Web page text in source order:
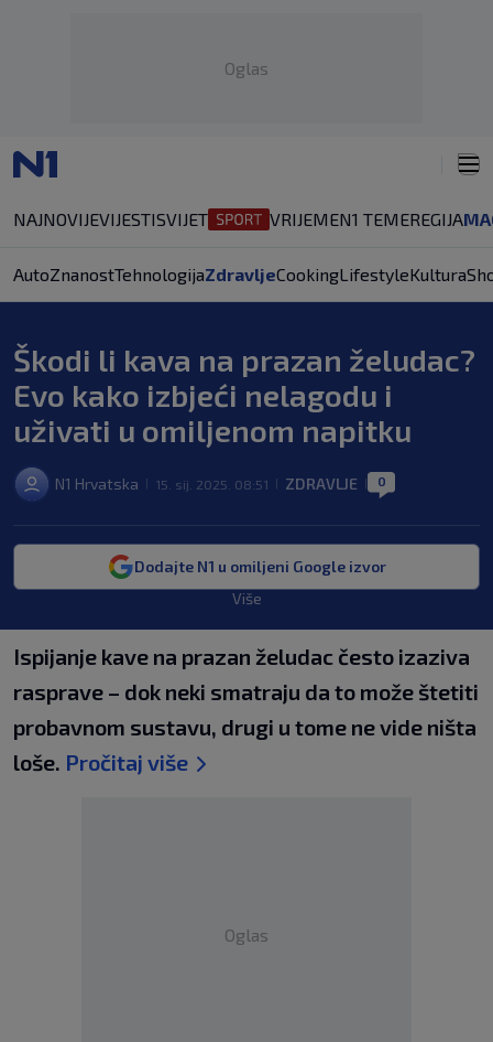
Oglas
NAJNOVIJEVIJESTISVIJET VRIJEMEN1 TEMEREGIJA
AutoZnanostTehnologijaZdravljeCookingLifestyleKultura
Škodi li kava na prazan želudac?
Evo kako izbjeći nelagodu i
uživati u omiljenom napitku
N1 Hrvatska 15. sij. 2025. 08:51 ZDRAVLJE 0
Dodajte N1 u omiljeni Google izvor
Više
Ispijanje kave na prazan želudac često izaziva
rasprave – dok neki smatraju da to može štetiti
probavnom sustavu, drugi u tome ne vide ništa
loše. Pročitaj više
Oglas